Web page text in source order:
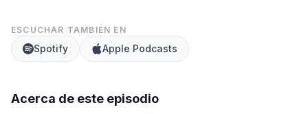
ESCUCHAR TAMBIÉN EN
Spotify Apple Podcasts
Acerca de este episodio